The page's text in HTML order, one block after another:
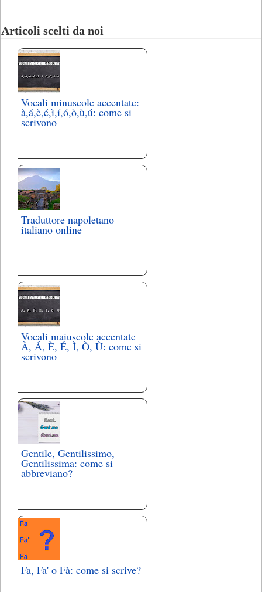
Articoli scelti da noi
Vocali minuscole accentate:
à,á,è,é,ì,í,ó,ò,ù,ú: come si
scrivono
Traduttore napoletano
italiano online
Vocali maiuscole accentate
À, Á, È, É, Ì, Ò, Ù: come si
scrivono
Gentile, Gentilissimo,
Gentilissima: come si
abbreviano?
Fa, Fa' o Fà: come si scrive?